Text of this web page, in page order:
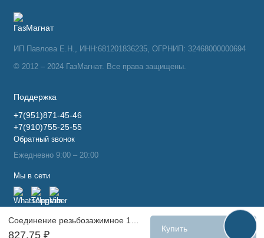
827.75 ₽
Купить
ИП Павлова Е.Н., ИНН:681201836235, ОГРНИП: 32468000000694
© 2012 – 2024 ГазМагнат. Все права защищены.
Поддержка
+7(951)871-45-46
+7(910)755-25-55
Обратный звонок
Ежедневно 9:00 – 20:00
Мы в сети